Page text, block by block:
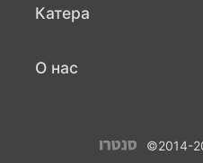
Катера
О нас
©2014-